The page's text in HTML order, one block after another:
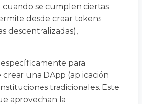
cuando se cumplen ciertas
desde crear tokens
descentralizadas),
para
una DApp (aplicación
tradicionales. Este
aprovechan la